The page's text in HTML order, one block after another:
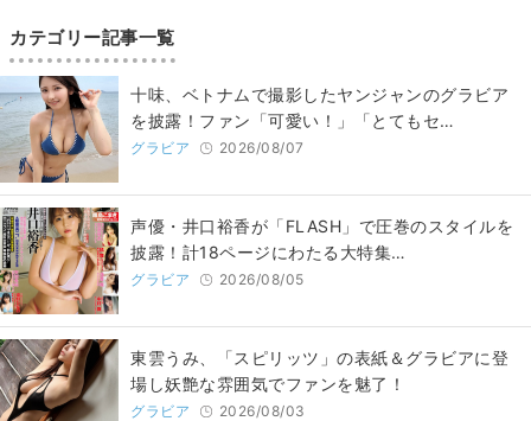
カテゴリー記事一覧
十味、ベトナムで撮影したヤンジャンのグラビア
を披露！ファン「可愛い！」「とてもセ…
グラビア 2026/08/07
声優・井口裕香が「FLASH」で圧巻のスタイルを
披露！計18ページにわたる大特集…
グラビア 2026/08/05
東雲うみ、「スピリッツ」の表紙＆グラビアに登
場し妖艶な雰囲気でファンを魅了！
グラビア 2026/08/03